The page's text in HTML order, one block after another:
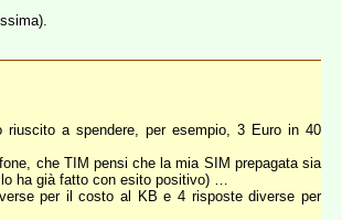
riuscito a spendere, per esempio, 3 Euro in 40
che TIM pensi che la mia SIM prepagata sia
ha già fatto con esito positivo) …
per il costo al KB e 4 risposte diverse per